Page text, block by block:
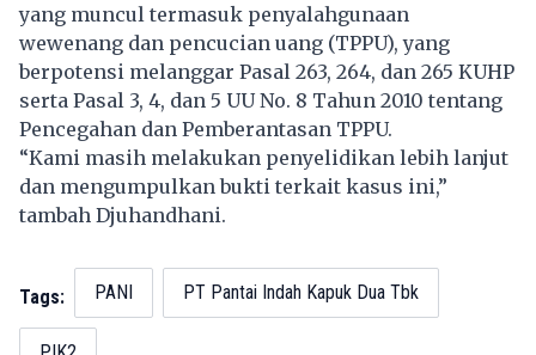
yang muncul termasuk penyalahgunaan
wewenang dan pencucian uang (TPPU), yang
berpotensi melanggar Pasal 263, 264, dan 265 KUHP
serta Pasal 3, 4, dan 5 UU No. 8 Tahun 2010 tentang
Pencegahan dan Pemberantasan TPPU.
“Kami masih melakukan penyelidikan lebih lanjut
dan mengumpulkan bukti terkait kasus ini,”
tambah Djuhandhani.
Tags: PANI PT Pantai Indah Kapuk Dua Tbk